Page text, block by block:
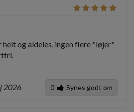
og aldeles, ingen flere "løjer"
2026 0 Synes godt om